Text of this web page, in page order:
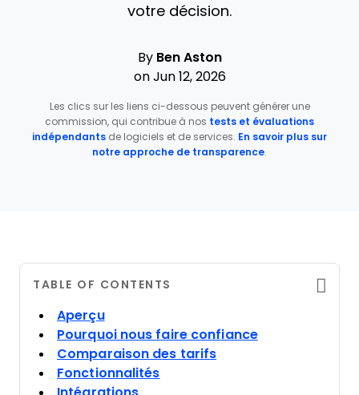
votre décision.
By Ben Aston
on Jun 12, 2026
Les clics sur les liens ci-dessous peuvent générer une
commission, qui contribue à nos tests et évaluations
indépendants de logiciels et de services. En savoir plus sur
notre approche de transparence.
TABLE OF CONTENTS
Aperçu
Pourquoi nous faire confiance
Comparaison des tarifs
Fonctionnalités
Intégrations